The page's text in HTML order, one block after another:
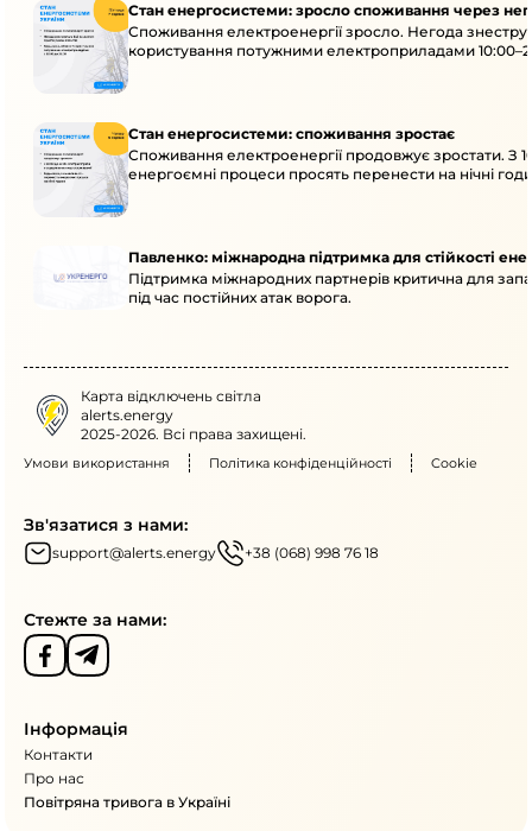
Стан енергосистеми: зросло споживання через
Споживання електроенергії зросло. Негода
користування потужними електроприладами
Стан енергосистеми: споживання зростає
Споживання електроенергії продовжує зростати. З
енергоємні процеси просять перенести на нічні
Павленко: міжнародна підтримка для стійкості
Підтримка міжнародних партнерів критична для
під час постійних атак ворога.
Карта відключень світла
alerts.energy
2025-2026. Всі права захищені.
Умови використання Політика конфіденційності Cookie
Зв'язатися з нами:
support@alerts.energy +38 (068) 998 76 18
Стежте за нами:
Інформація
Контакти
Про нас
Повітряна тривога в Україні